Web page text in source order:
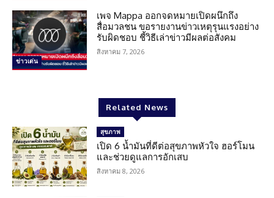
ข่าวเด่น
เพจ Mappa ออกจดหมายเปิดผนึกถึง
สื่อมวลชน ขอรายงานข่าวเหตุรุนแรงอย่าง
รับผิดชอบ ชี้วิธีเล่าข่าวมีผลต่อสังคม
สิงหาคม 7, 2026
Related News
สุขภาพ
เปิด 6 น้ำมันที่ดีต่อสุขภาพหัวใจ ฮอร์โมน
และช่วยดูแลการอักเสบ
สิงหาคม 8, 2026